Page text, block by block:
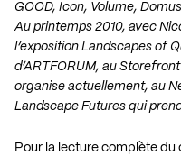
GOOD, Icon, Volume,
Au printemps 2010, avec
l’exposition Landscapes of
d’ARTFORUM, au
organise actuellement, au
Landscape Futures qui
Pour la lecture complète